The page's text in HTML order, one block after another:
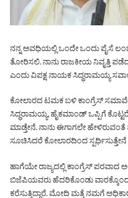
ನನ್ನ ಅವಧಿಯಲ್ಲಿ ಒಂದೇ ಒಂದು ಪೈಸೆ
ತೋರಿಸಲಿ. ನಾನು ರಾಜಕೀಯ ನಿವೃತ್ತಿ ಪಡೆದು
ಎಂದು ವಿಪಕ್ಷ ನಾಯಕ ಸಿದ್ಧರಾಮಯ್ಯ
ಕೋಲಾರದ ಟಮಕ ಬಳಿ ಕಾಂಗ್ರೆಸ್
ಸಿದ್ಧರಾಮಯ್ಯ, ಹೈಕಮಾಂಡ್ ಒಪ್ಪಿಗೆ
ಮಾಡ್ತೇನೆ. ನಾನು ಈಗಾಗಲೇ
ಸೂಚಿಸಿದರೆ ಕೋಲಾರದಿಂದ ಸ್ಪರ್ಧಿಸುತ್ತೇನೆ
ಹಾಗೆಯೇ ರಾಜ್ಯದಲ್ಲಿ ಕಾಂಗ್ರೆಸ್ ಪರವಾದ
ಬಿಜೆಪಿಯವರು ಹೆದರಿಕೊಂಡು
ಕರೆಸುತ್ತಿದ್ದಾರೆ. ಮೋದಿ ಮತ್ತೆ ನಮಗೆ